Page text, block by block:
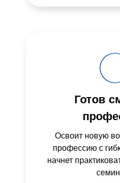
Готов
Освоит новую
профессию с
начнет